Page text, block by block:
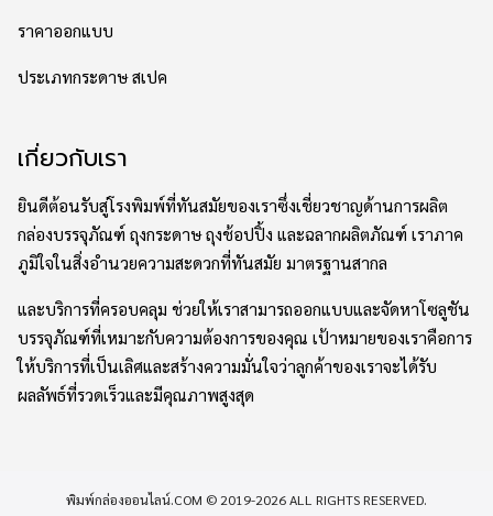
ราคาออกแบบ
ประเภทกระดาษ สเปค
เกี่ยวกับเรา
ยินดีต้อนรับสู่โรงพิมพ์ที่ทันสมัยของเราซึ่งเชี่ยวชาญด้านการผลิต
กล่องบรรจุภัณฑ์ ถุงกระดาษ ถุงช้อปปิ้ง และฉลากผลิตภัณฑ์ เราภาค
ภูมิใจในสิ่งอำนวยความสะดวกที่ทันสมัย มาตรฐานสากล
และบริการที่ครอบคลุม ช่วยให้เราสามารถออกแบบและจัดหาโซลูชัน
บรรจุภัณฑ์ที่เหมาะกับความต้องการของคุณ เป้าหมายของเราคือการ
ให้บริการที่เป็นเลิศและสร้างความมั่นใจว่าลูกค้าของเราจะได้รับ
ผลลัพธ์ที่รวดเร็วและมีคุณภาพสูงสุด
พิมพ์กล่องออนไลน์.COM © 2019-2026 ALL RIGHTS RESERVED.